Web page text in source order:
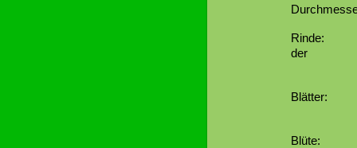
Rinde:
der
Blätter:
Blüte: